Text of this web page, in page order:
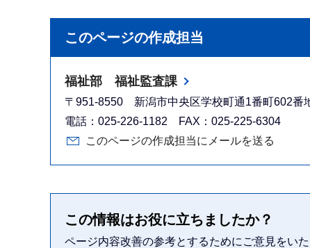
このページの作成担当
福祉部 福祉監査課
〒951-8550 新潟市中央区学校町通1番町602番
電話：025-226-1182 FAX：025-225-6304
このページの作成担当にメールを送る
この情報はお役に立ちましたか？
ページ内容改善の参考とするためにご意見をいた